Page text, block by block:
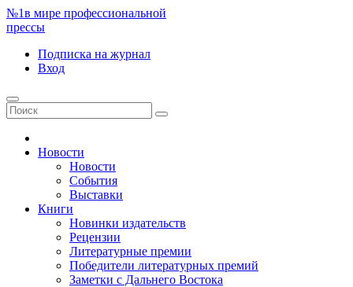
№1в мире профессиональной
прессы
Подписка на журнал
Вход
Новости
Новости
События
Выставки
Книги
Новинки издательств
Рецензии
Литературные премии
Победители литературных премий
Заметки с Дальнего Востока